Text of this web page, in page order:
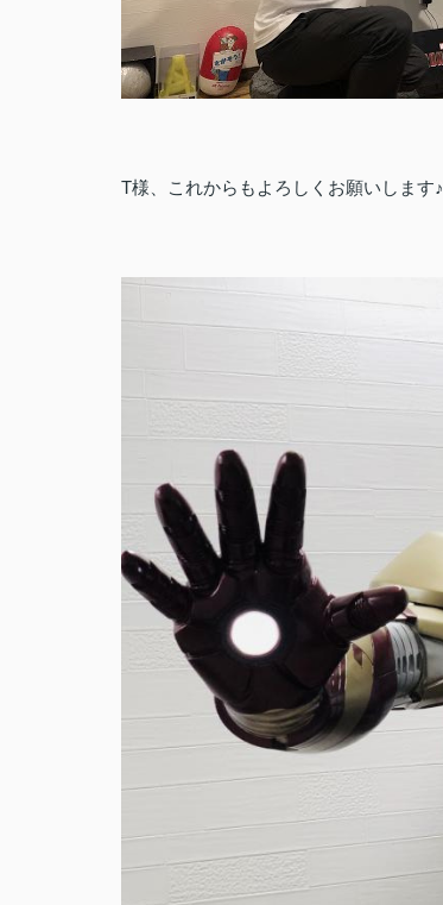
T様、これからもよろしくお願いします♪